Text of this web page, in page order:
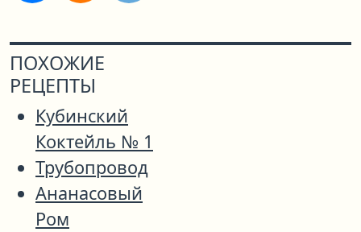
ПОХОЖИЕ
РЕЦЕПТЫ
Кубинский
Коктейль № 1
Трубопровод
Ананасовый
Ром